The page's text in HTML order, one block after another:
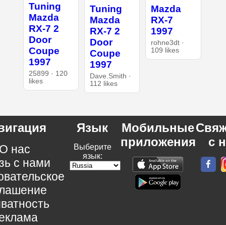
Tuning
Mazda
RX-7 2
Door
Coupe
1997
25899 · 120
likes
Tuning
Mazda
RX-7 2
Door
Coupe
1997
Dave.Smith ·
112 likes
Mazda
RX-7
1997
rohne3dt ·
109 likes
нас
с нами
Язык
Выберите
язык:
Мобильные
приложения
с